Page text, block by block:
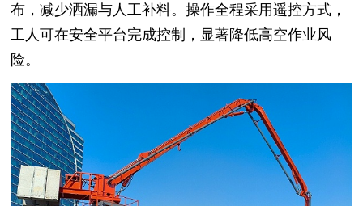
布，减少洒漏与人工补料。操作全程采用遥控方式，
工人可在安全平台完成控制，显著降低高空作业风
险。